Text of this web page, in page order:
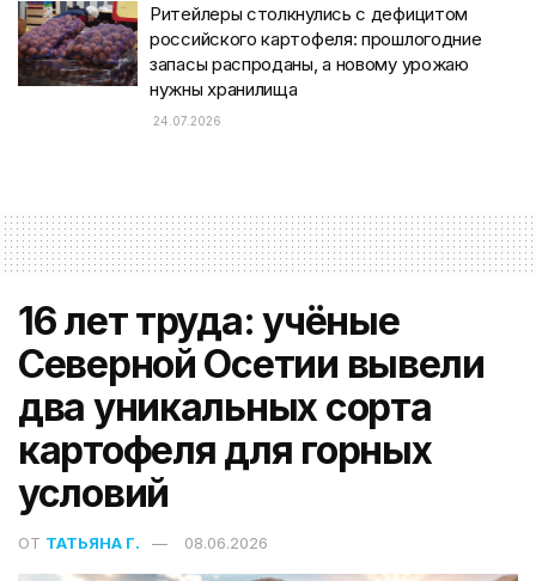
Ритейлеры столкнулись с дефицитом
российского картофеля: прошлогодние
запасы распроданы, а новому урожаю
нужны хранилища
24.07.2026
16 лет труда: учёные
Северной Осетии вывели
два уникальных сорта
картофеля для горных
условий
ОТ ТАТЬЯНА Г. 08.06.2026